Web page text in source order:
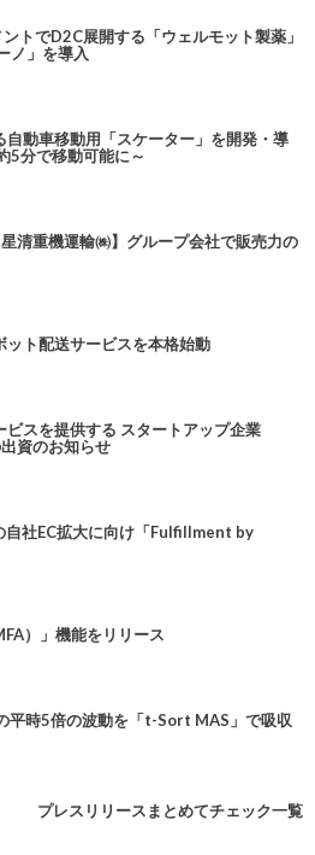
トでD2C展開する「ウェルモット製薬」
ノ」を導入
動車移動用「スケーター」を開発・導
5分で移動可能に～
清重機運輸㈱】グループ会社で販売力の
ト配送サービスを本格始動
スを提供する スタートアップ企業
資のお知らせ
社EC拡大に向け「Fulfillment by
）」機能をリリース
平時5倍の波動を「t-Sort MAS」で吸収
プレスリリースまとめてチェック一覧